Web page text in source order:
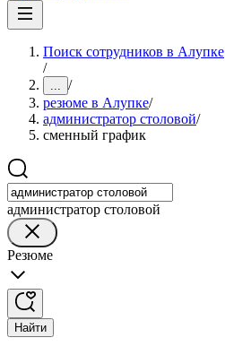
Поиск сотрудников в Алупке
/
... /
резюме в Алупке/
администратор столовой/
сменный график
администратор столовой
Резюме
Найти